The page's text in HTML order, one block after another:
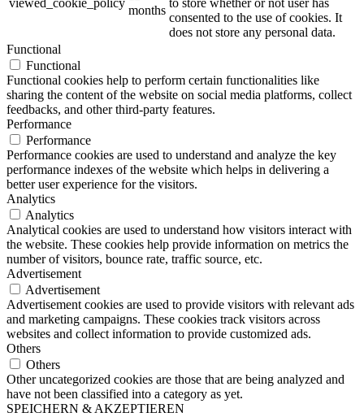
viewed_cookie_policy
months
to store whether or not user has
consented to the use of cookies. It
does not store any personal data.
Functional
Functional
Functional cookies help to perform certain functionalities like
sharing the content of the website on social media platforms, collect
feedbacks, and other third-party features.
Performance
Performance
Performance cookies are used to understand and analyze the key
performance indexes of the website which helps in delivering a
better user experience for the visitors.
Analytics
Analytics
Analytical cookies are used to understand how visitors interact with
the website. These cookies help provide information on metrics the
number of visitors, bounce rate, traffic source, etc.
Advertisement
Advertisement
Advertisement cookies are used to provide visitors with relevant ads
and marketing campaigns. These cookies track visitors across
websites and collect information to provide customized ads.
Others
Others
Other uncategorized cookies are those that are being analyzed and
have not been classified into a category as yet.
SPEICHERN & AKZEPTIEREN